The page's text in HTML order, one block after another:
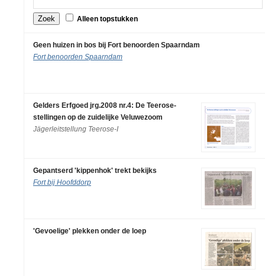
Alleen topstukken
Geen huizen in bos bij Fort benoorden Spaarndam
Fort benoorden Spaarndam
Gelders Erfgoed jrg.2008 nr.4: De Teerose-
stellingen op de zuidelijke Veluwezoom
Jägerleitstellung Teerose-I
Gepantserd 'kippenhok' trekt bekijks
Fort bij Hoofddorp
'Gevoelige' plekken onder de loep